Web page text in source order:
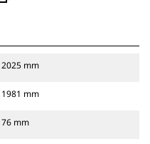
2025 mm
1981 mm
76 mm